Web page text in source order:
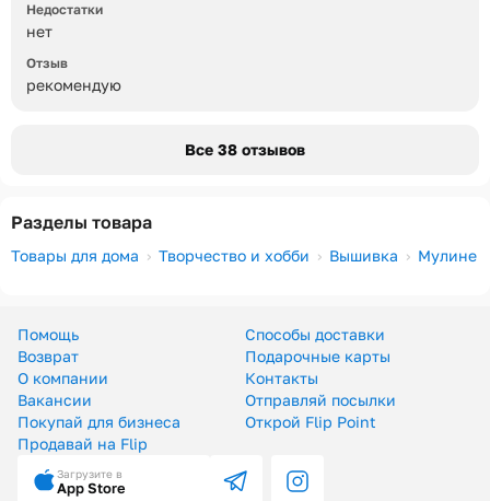
Недостатки
нет
Отзыв
рекомендую
Все 38 отзывов
Разделы товара
Товары для дома Творчество и хобби Вышивка Мулине
Помощь
Способы доставки
Возврат
Подарочные карты
О компании
Контакты
Вакансии
Отправляй посылки
Покупай для бизнеса
Открой Flip Point
Продавай на Flip
Загрузите в
App Store